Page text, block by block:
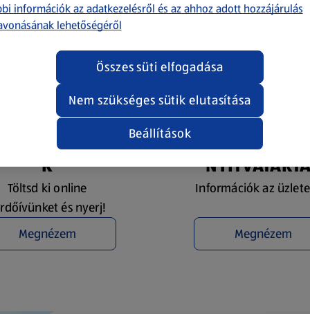
K
Töltsd ki online
és nyerj!
Megnézem
Információk az
Megnézem
információk az adatkezelésről és az ahhoz adott hozzájárulás
lehetőségéről
Beállítások
Nem szükséges sütik elutasítása
Összes süti elfogadása